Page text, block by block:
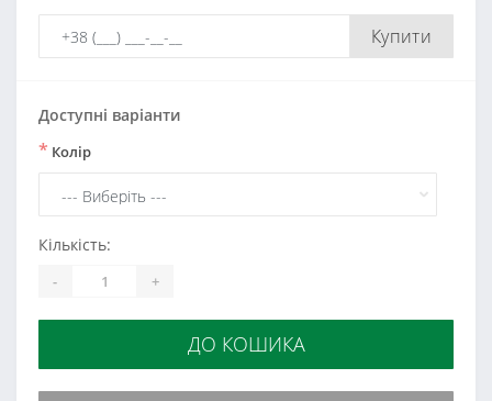
Купити
Доступні варіанти
* Колір
Кількість:
- +
ДО КОШИКА